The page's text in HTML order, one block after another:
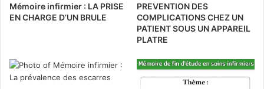
Mémoire infirmier : LA PRISE
EN CHARGE D’UN BRULE
PREVENTION DES
COMPLICATIONS CHEZ UN
PATIENT SOUS UN APPAREIL
PLATRE